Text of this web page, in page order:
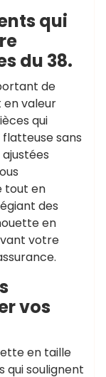
qui
du 38.
de
valeur
qui
sans
tout en
des
en
votre
vos
en taille
qui soulignent